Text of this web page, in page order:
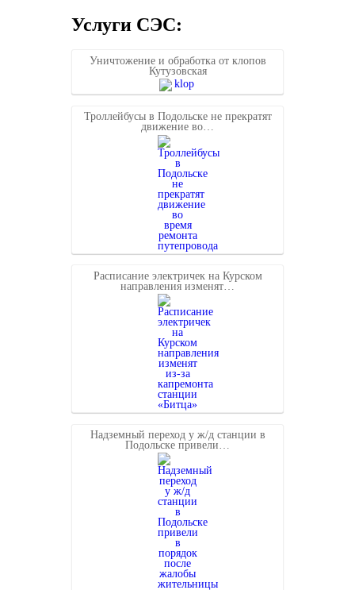
Услуги СЭС:
Уничтожение и обработка от клопов
Кутузовская
Троллейбусы в Подольске не прекратят
движение во…
Расписание электричек на Курском
направления изменят…
Надземный переход у ж/д станции в
Подольске привели…